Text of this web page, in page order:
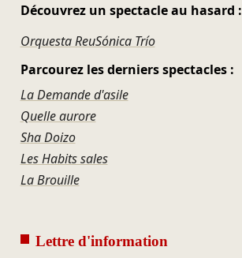
Découvrez un spectacle au hasard :
Orquesta ReuSónica Trío
Parcourez les derniers spectacles :
La Demande d'asile
Quelle aurore
Sha Doizo
Les Habits sales
La Brouille
Lettre d'information